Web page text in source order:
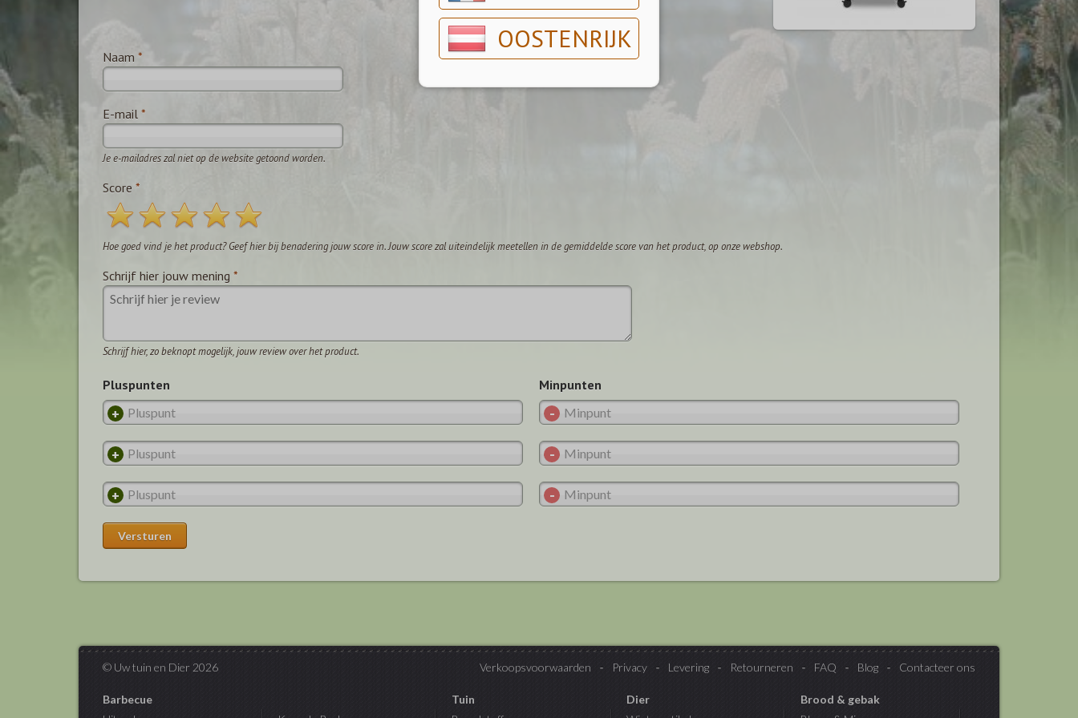
OOSTENRIJK
Naam *
E-mail *
Je e-mailadres zal niet op de website getoond worden.
Score *
Hoe goed vind je het product? Geef hier bij benadering jouw score in. Jouw score zal uiteindelijk meetellen in de gemiddelde score van het product, op onze webshop.
Schrijf hier jouw mening *
Schrijf hier, zo beknopt mogelijk, jouw review over het product.
Pluspunten Minpunten
© Uw tuin en Dier 2026 Verkoopsvoorwaarden Privacy Levering Retourneren FAQ Blog Contacteer ons
Barbecue
Tuin
Dier
Brood & gebak